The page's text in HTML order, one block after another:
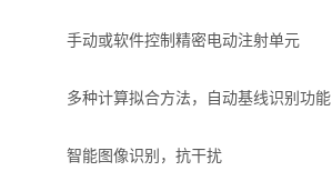
荧光分光光度计（分子荧光
X射线衍射仪（XRD）
激光光散射仪
手动或软件控制精密电动注射单元
多种计算拟合方法，自动基线识别功能
智能图像识别，抗干扰